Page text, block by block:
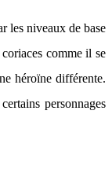
les niveaux de base
comme il se
héroïne différente.
personnages